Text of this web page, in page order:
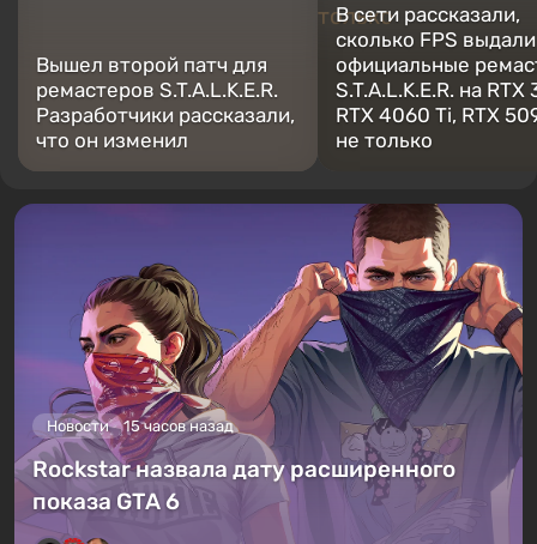
Вышел второй патч для
ремастеров S.T.A.L.K.E.R.
Разработчики рассказали,
что он изменил
В сети рассказали,
сколько FPS выдали
официальные
S.T.A.L.K.E.R. на RTX
RTX 4060 Ti, RTX
не только
Новости 15 часов назад
Rockstar назвала дату расширенного
показа GTA 6